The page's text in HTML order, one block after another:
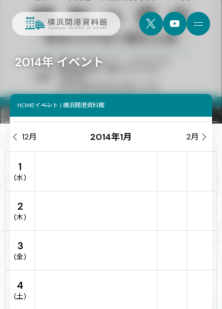
2014年 イベント
HOMEイベント | 横浜開港資料館
 12月 2014年1月 2月 
1
(水)
2
(木)
3
(金)
4
(土)